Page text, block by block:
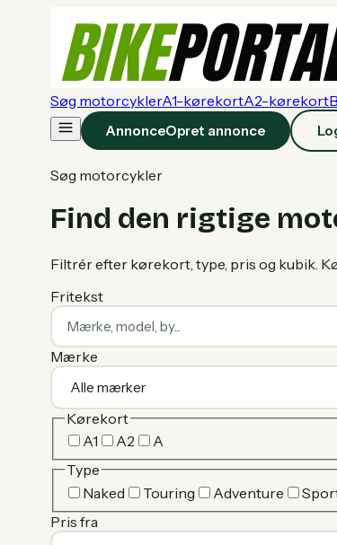
Søg motorcyklerA1-kørekortA2-kørekort
AnnonceOpret annonce
Søg motorcykler
Find den rigtige
Filtrér efter kørekort, type, pris og kubik.
Fritekst
Mærke
Kørekort
A1
A2
A
Type
Naked
Touring Adventure
Pris fra